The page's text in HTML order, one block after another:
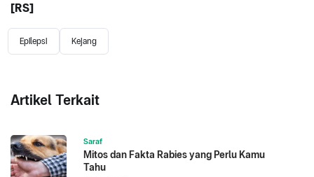
[RS]
Epilepsi Kejang
Artikel Terkait
Saraf
Mitos dan Fakta Rabies yang Perlu Kamu
Tahu